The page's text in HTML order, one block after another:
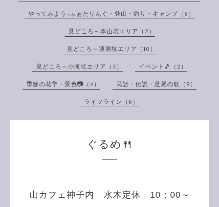
やってみよう~ふぉたりんぐ・登山・釣り・キャンプ（8）
見どころ～本山坑エリア（2）
見どころ～通洞坑エリア（10）
見どころ～小滝坑エリア（3） イベント🎵（2）
季節の花💐・景色📷（4） 民話・伝説・足尾の歌（9）
ライフライン（6）
ぐるめ🍴
山カフェ神子内 水木定休 10：00～